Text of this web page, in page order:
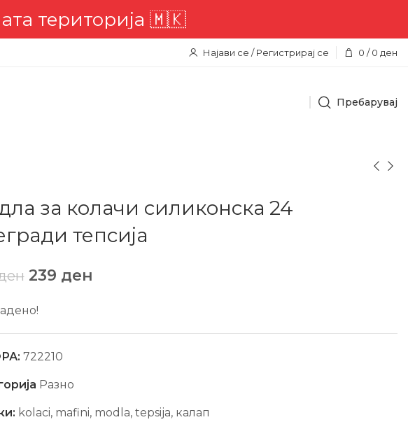
🇲🇰
Најави се / Регистрирај се 0 / 0 ден
Пребарувај
за колачи силиконска 24
тепсија
239 ден
722210
Разно
kolaci, mafini, modla, tepsija, калап